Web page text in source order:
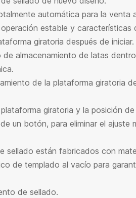
automática para la venta
estable y características
giratoria después de iniciar.
almacenamiento de latas
de la plataforma giratoria
giratoria y la posición
un botón, para eliminar el ajuste
sellado están fabricados con
de templado al vacío para
de sellado.